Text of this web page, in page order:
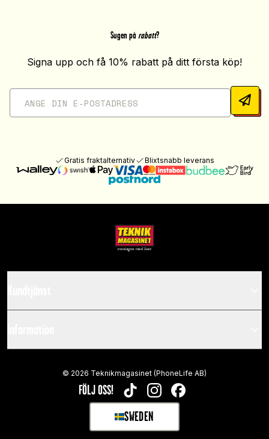
Sugen på rabatt?
Signa upp och få 10% rabatt på ditt första köp!
Gratis fraktalternativ Blixtsnabb leverans
FÖLJ OSS! TIKTOKINSTAGRAMFACEBOOK
SWEDEN
SELECT MARKET
© 2026 Teknikmagasinet (PhoneLife AB)